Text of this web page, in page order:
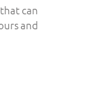
can
and